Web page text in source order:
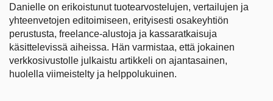
Danielle on erikoistunut tuotearvostelujen, vertailujen ja
yhteenvetojen editoimiseen, erityisesti osakeyhtiön
perustusta, freelance-alustoja ja kassaratkaisuja
käsittelevissä aiheissa. Hän varmistaa, että jokainen
verkkosivustolle julkaistu artikkeli on ajantasainen,
huolella viimeistelty ja helppolukuinen.